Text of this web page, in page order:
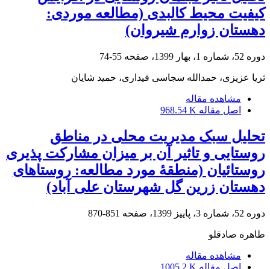
کیفیت محیط کالبدی (مطالعه موردی:
دهستان زوارم شیروان)
دوره 52، شماره 1، بهار 1399، صفحه 55-74
ثریا عزیزی، حمدالله سجاسی قیداری، حمید شایان
مشاهده مقاله
اصل مقاله 968.54 K
تحلیل سبک مدیریت محلی در مناطق
روستایی و تاثیر آن بر میزان مشارکت پذیری
روستائیان (منطقۀ مورد مطالعه: روستاهای
دهستان زرین گل شهرستان علی آباد)
دوره 52، شماره 3، پاییز 1399، صفحه 851-870
طاهره صادقلو
مشاهده مقاله
اصل مقاله 1005.2 K